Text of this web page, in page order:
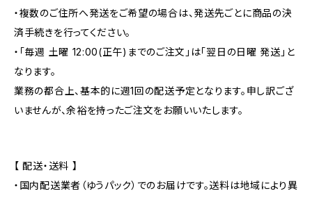
・複数のご住所へ発送をご希望の場合は、発送先ごとに商品の決
済手続きを行ってください。
・「毎週 土曜 12:00(正午)までのご注文」は「翌日の日曜 発送」と
なります。
業務の都合上、基本的に週1回の配送予定となります。申し訳ござ
いませんが、余裕を持ったご注文をお願いいたします。
【 配送・送料 】
・国内配送業者（ゆうパック）でのお届けです。送料は地域により異